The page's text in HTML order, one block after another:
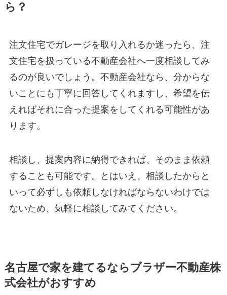
ら？
注文住宅でガレージを取り入れるか迷ったら、注
文住宅を扱っている不動産会社へ一度相談してみ
るのが良いでしょう。不動産会社なら、分からな
いことにも丁寧に回答してくれますし、希望を伝
えればそれに合った提案をしてくれる可能性があ
ります。
相談し、提案内容に納得できれば、そのまま依頼
することも可能です。とはいえ、相談したからと
いって必ずしも依頼しなければならないわけでは
ないため、気軽に相談してみてください。
名古屋で家を建てるならブラザー不動産株
式会社がおすすめ